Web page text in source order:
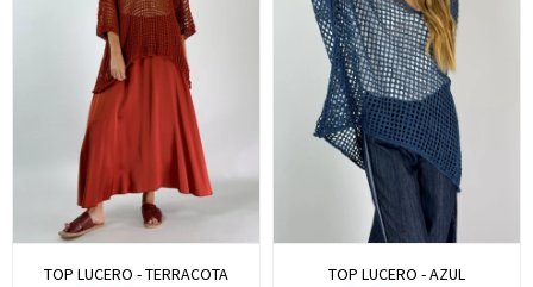
TOP LUCERO - TERRACOTA TOP LUCERO - AZUL